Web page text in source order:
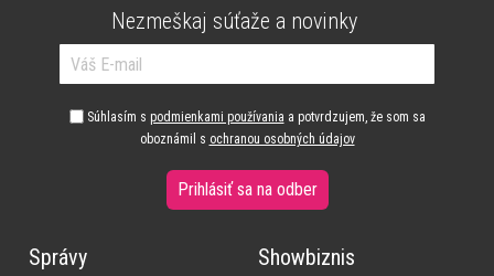
Nezmeškaj súťaže a novinky
Súhlasím s podmienkami používania a potvrdzujem, že som sa
oboznámil s ochranou osobných údajov
Prihlásiť sa na odber
Správy Showbiznis